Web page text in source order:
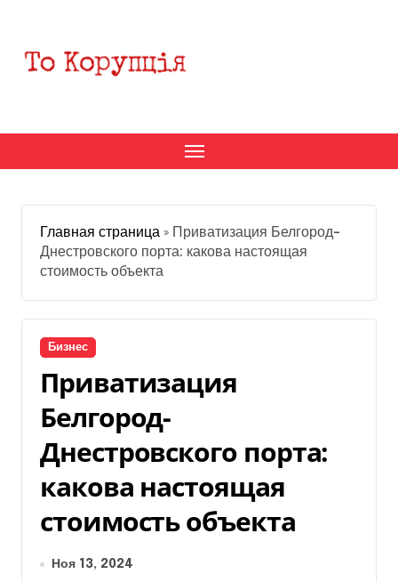
содержанию
Главная страница » Приватизация Белгород-
Днестровского порта: какова настоящая
стоимость объекта
Бизнес
Приватизация
Белгород-
Днестровского порта:
какова настоящая
стоимость объекта
Ноя 13, 2024